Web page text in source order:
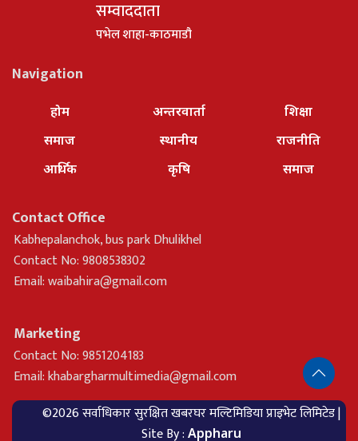
सम्वाददाता
पभेल शाहा-काठमाडौ
Navigation
होम
समाज
आर्थिक
अन्तरवार्ता
स्थानीय
कृषि
शिक्षा
राजनीति
समाज
Contact Office
Kabhepalanchok, bus park Dhulikhel
Contact No: 9808538302
Email:waibahira@gmail.com
Marketing
Contact No: 9851204183
Email:khabargharmultimedia@gmail.com
©2026 सर्वाधिकार सुरक्षित खबरघर मल्टिमिडिया प्राइभेट लिमिटेड |
Site By : Appharu